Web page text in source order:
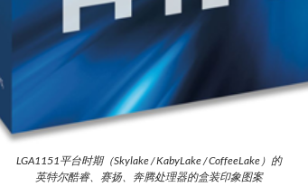
LGA1151平台时期（Skylake / KabyLake / CoffeeLake）的
英特尔酷睿、赛扬、奔腾处理器的盒装印象图案